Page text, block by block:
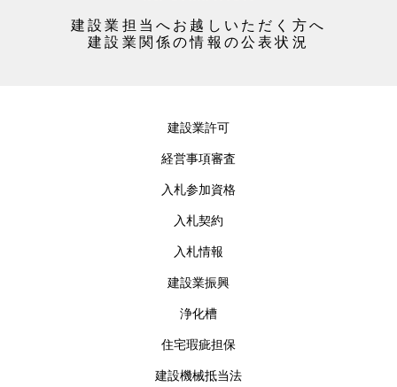
建設業担当へお越しいただく方へ
建設業関係の情報の公表状況
建設業許可
経営事項審査
入札参加資格
入札契約
入札情報
建設業振興
浄化槽
住宅瑕疵担保
建設機械抵当法